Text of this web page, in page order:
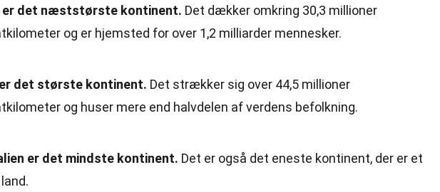
er det næststørste kontinent. Det dækker omkring 30,3 millioner
og er hjemsted for over 1,2 milliarder mennesker.
det største kontinent. Det strækker sig over 44,5 millioner
og huser mere end halvdelen af verdens befolkning.
er det mindste kontinent. Det er også det eneste kontinent, der er et